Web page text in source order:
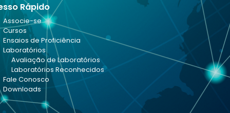
Rápido
Associe-se
Cursos
Ensaios de Proficiência
Laboratórios
Avaliação de Laboratórios
Laboratórios Reconhecidos
Fale Conosco
Downloads